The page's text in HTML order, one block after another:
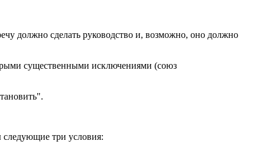
должно сделать руководство и, возможно, оно должно
существенными исключениями (союз
три условия: